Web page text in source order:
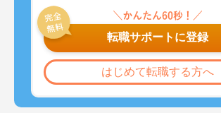
転職サポートに登録
はじめて転職する方へ